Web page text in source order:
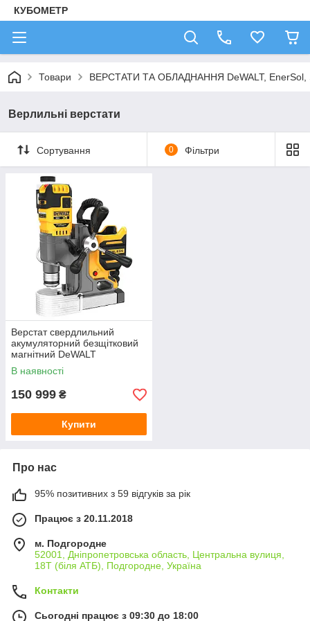
КУБОМЕТР
Товари ВЕРСТАТИ ТА ОБЛАДНАННЯ DeWALT, EnerSol,
Верлильні верстати
Сортування 0 Фільтри
Верстат свердлильний
акумуляторний безщітковий
магнітний DeWALT
DCD1623N
В наявності
150 999 ₴
Купити
Про нас
95% позитивних з 59 відгуків за рік
Працює з 20.11.2018
м. Подгородне
52001, Дніпропетровська область, Центральна вулиця,
18Т (біля АТБ), Подгородне, Україна
Контакти
Сьогодні працює з 09:30 до 18:00